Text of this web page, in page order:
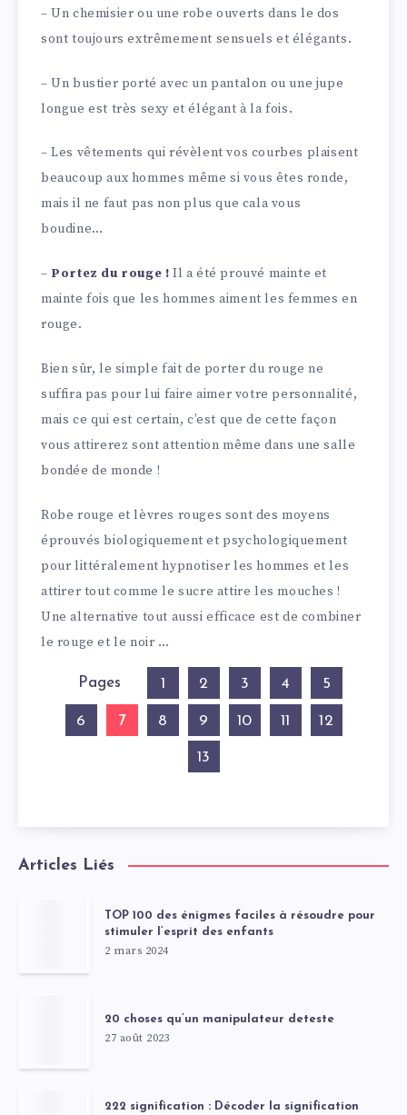
– Un chemisier ou une robe ouverts dans le dos
sont toujours extrêmement sensuels et élégants.
– Un bustier porté avec un pantalon ou une jupe
longue est très sexy et élégant à la fois.
– Les vêtements qui révèlent vos courbes plaisent
beaucoup aux hommes même si vous êtes ronde,
mais il ne faut pas non plus que cala vous
boudine…
– Portez du rouge ! Il a été prouvé mainte et
mainte fois que les hommes aiment les femmes en
rouge.
Bien sûr, le simple fait de porter du rouge ne
suffira pas pour lui faire aimer votre personnalité,
mais ce qui est certain, c’est que de cette façon
vous attirerez sont attention même dans une salle
bondée de monde !
Robe rouge et lèvres rouges sont des moyens
éprouvés biologiquement et psychologiquement
pour littéralement hypnotiser les hommes et les
attirer tout comme le sucre attire les mouches !
Une alternative tout aussi efficace est de combiner
le rouge et le noir …
Pages 1 2 3 4 5
6 7 8 9 10 11 12
13
Articles Liés
TOP 100 des énigmes faciles à résoudre pour
stimuler l’esprit des enfants
2 mars 2024
20 choses qu’un manipulateur deteste
27 août 2023
222 signification : Décoder la signification